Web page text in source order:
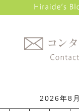
2026年8月